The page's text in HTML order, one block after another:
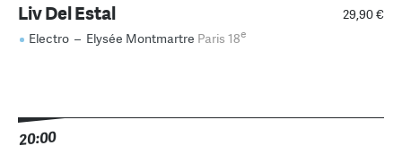
29,90 €
Liv Del Estal
Electro – Elysée Montmartre Paris 18e
20:00